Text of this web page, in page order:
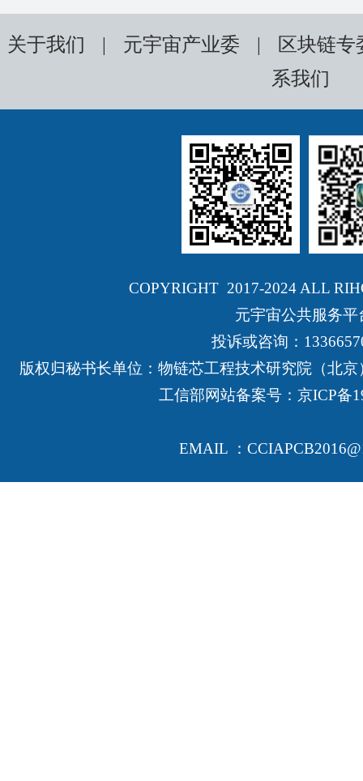
关于我们 | 元宇宙产业委 |
区块链专
系我们
COPYRIGHT 2017-2024 ALL
元宇宙公共服务平
投诉或咨询：
版权归秘书长单位：物链芯工程技术研究院（北
工信部网站备案号： 京ICP备
EMAIL ：